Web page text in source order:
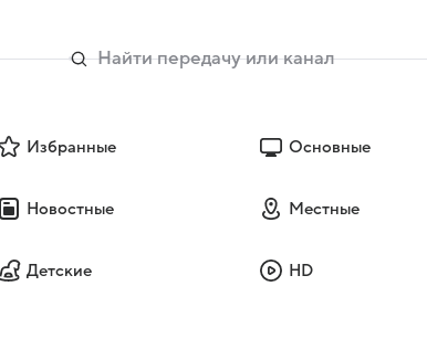
Избранные Основные
Новостные Местные
Детские HD